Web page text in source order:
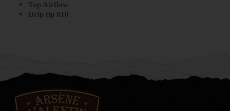
Top Airflow
Drip tip 810